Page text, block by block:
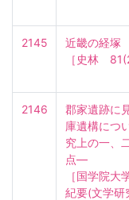
2145
近畿の経塚
［史林　
2146
郡家遺跡に
庫遺構につ
究上の一、
点—
［国学院大
紀要(文学